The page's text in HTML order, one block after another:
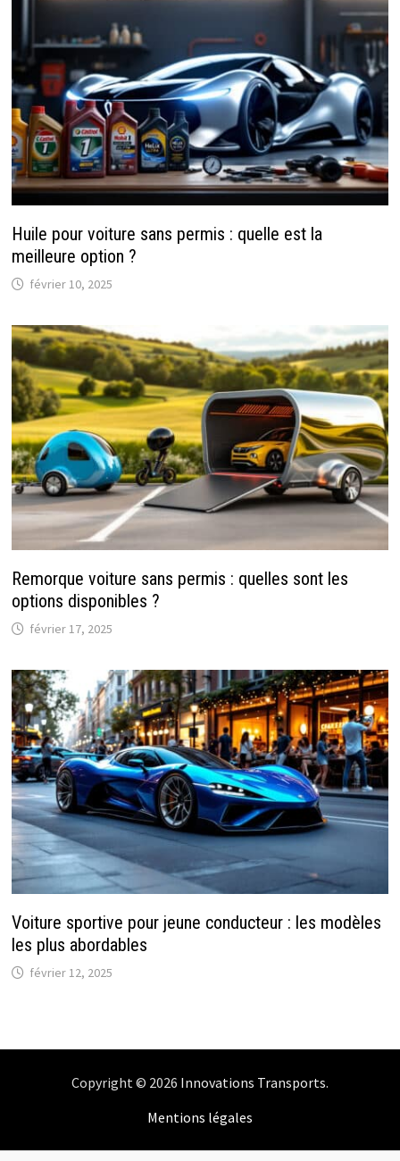
Huile pour voiture sans permis : quelle est la
meilleure option ?
février 10, 2025
Remorque voiture sans permis : quelles sont les
options disponibles ?
février 17, 2025
Voiture sportive pour jeune conducteur : les modèles
les plus abordables
février 12, 2025
Copyright © 2026 Innovations Transports.
Mentions légales